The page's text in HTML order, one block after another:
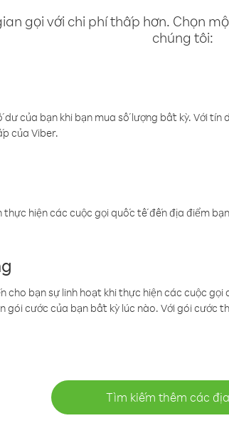
gọi với chi phí thấp hơn. Chọn
chúng tôi:
của bạn khi bạn mua số lượng bất kỳ. Với
của Viber.
hiện các cuộc gọi quốc tế đến địa điểm
bạn sự linh hoạt khi thực hiện các cuộc
gói cước của bạn bất kỳ lúc nào. Với gói cước
Tìm kiếm thêm các